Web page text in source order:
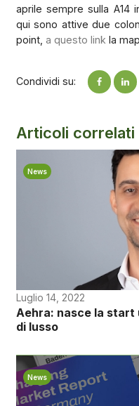
aprile sempre sulla A14
qui sono attive due
point, a questo link la
Condividi su:
Articoli correlati
News
Luglio 14, 2022
Aehra: nasce la start
di lusso
News